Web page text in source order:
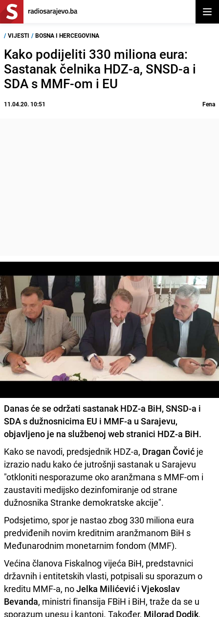
/ VIJESTI / BOSNA I HERCEGOVINA
Kako podijeliti 330 miliona eura:
Sastanak čelnika HDZ-a, SNSD-a i
SDA s MMF-om i EU
11.04.20. 10:51 Fena
Danas će se održati sastanak HDZ-a BiH, SNSD-a i
SDA s dužnosnicima EU i MMF-a u Sarajevu,
objavljeno je na službenoj web stranici HDZ-a BiH.
Kako se navodi, predsjednik HDZ-a, Dragan Čović je
izrazio nadu kako će jutrošnji sastanak u Sarajevu
"otkloniti nesporazume oko aranžmana s MMF-om i
zaustaviti medijsko dezinfomiranje od strane
dužnosnika Stranke demokratske akcije".
Podsjetimo, spor je nastao zbog 330 miliona eura
predviđenih novim kreditnim aranžmanom BiH s
Međunarodnim monetarnim fondom (MMF).
Većina članova Fiskalnog vijeća BiH, predstavnici
državnih i entitetskih vlasti, potpisali su sporazum o
kreditu MMF-a, noJelka Milićević i Vjekoslav
Bevanda, ministri finansija FBiH i BiH, traže da se u
sporazum unesu i kantoni. Također, Milorad Dodik,